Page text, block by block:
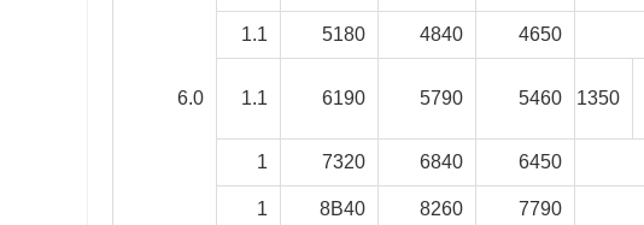
6.0
4650
4840
5180
1.1
1350
5460
5790
6190
1.1
6450
6840
7320
1
7790
8260
8B40
1